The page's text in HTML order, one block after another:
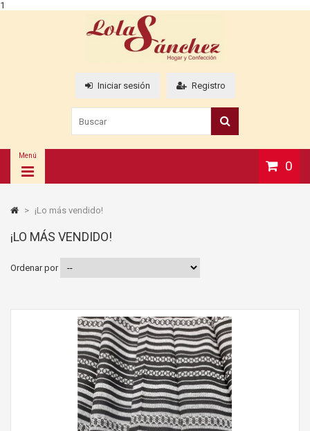
1
Iniciar sesión Registro
Menú
0
> ¡Lo más vendido!
¡LO MÁS VENDIDO!
Ordenar por